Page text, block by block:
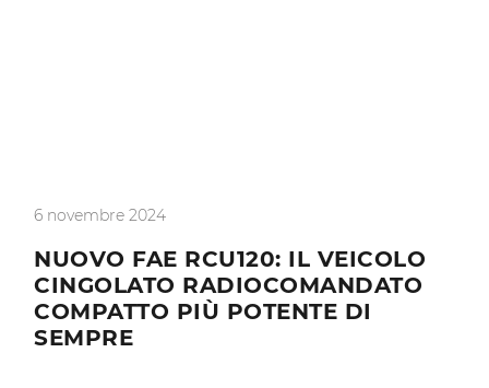
6 novembre 2024
NUOVO FAE RCU120: IL VEICOLO
CINGOLATO RADIOCOMANDATO
COMPATTO PIÙ POTENTE DI
SEMPRE